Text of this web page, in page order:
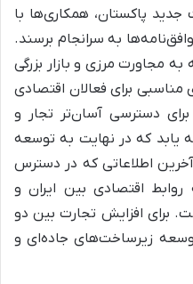
جدید پاکستان، همکاری‌ها با
به سرانجام برسند.
مجاورت مرزی و بازار بزرگی
برای فعالان اقتصادی
دسترسی آسان‌تر تجار و
یابد که در نهایت به توسعه
اطلاعاتی که در دسترس
روابط اقتصادی بین ایران و
برای افزایش تجارت بین دو
دلار، توسعه زیرساخت‌های جاده‌ای و